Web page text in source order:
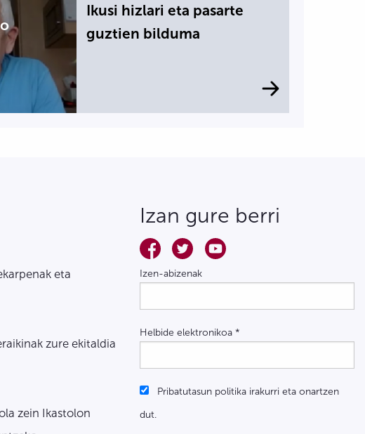
Ikusi hizlari eta pasarte
guztien bilduma
eta
zure ekitaldia
zein Ikastolon
Izan gure berri
Izen-abizenak
Helbide elektronikoa *
Pribatutasun politika irakurri eta onartzen
dut.